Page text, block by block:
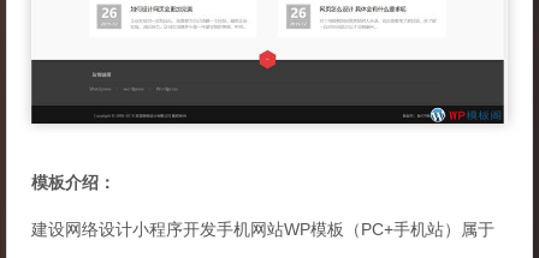
模板介绍：
建设网络设计小程序开发手机网站WP模板（PC+手机站）属于